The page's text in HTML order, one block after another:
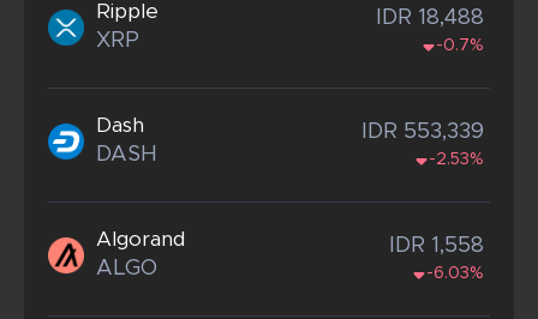
Ripple
XRP
IDR 18,488
-0.7%
Dash
DASH
IDR 553,339
-2.53%
Algorand
ALGO
IDR 1,558
-6.03%